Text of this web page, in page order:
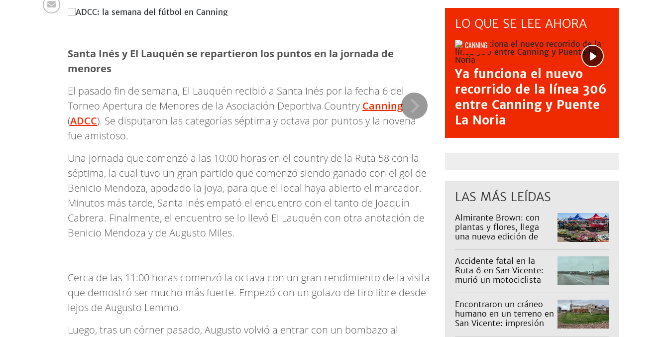
Santa Inés y El Lauquén se repartieron los puntos en la jornada de
menores
El pasado fin de semana, El Lauquén recibió a Santa Inés por la fecha 6 del
Torneo Apertura de Menores de la Asociación Deportiva Country Canning
(ADCC). Se disputaron las categorías séptima y octava por puntos y la novena
fue amistoso.
Una jornada que comenzó a las 10:00 horas en el country de la Ruta 58 con la
séptima, la cual tuvo un gran partido que comenzó siendo ganado con el gol de
Benicio Mendoza, apodado la joya, para que el local haya abierto el marcador.
Minutos más tarde, Santa Inés empató el encuentro con el tanto de Joaquín
Cabrera. Finalmente, el encuentro se lo llevó El Lauquén con otra anotación de
Benicio Mendoza y de Augusto Miles.
Cerca de las 11:00 horas comenzó la octava con un gran rendimiento de la visita
que demostró ser mucho más fuerte. Empezó con un golazo de tiro libre desde
lejos de Augusto Lemmo.
Luego, tras un córner pasado, Augusto volvió a entrar con un bombazo al
LO QUE SE LEE AHORA
CANNING
Ya funciona el nuevo
recorrido de la línea 306
entre Canning y Puente
La Noria
LAS MÁS LEÍDAS
Almirante Brown: con
plantas y flores, llega
una nueva edición de
Accidente fatal en la
Ruta 6 en San Vicente:
murió un motociclista
Encontraron un cráneo
humano en un terreno en
San Vicente: impresión